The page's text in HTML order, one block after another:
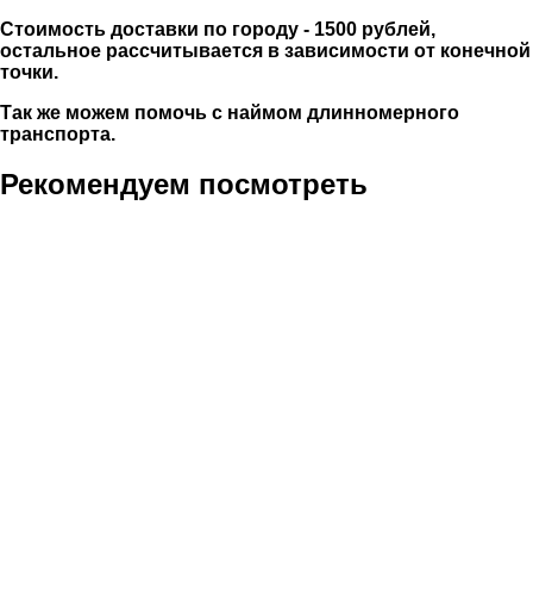
Стоимость доставки по городу - 1500 рублей,
остальное рассчитывается в зависимости от конечной
точки.
Так же можем помочь с наймом длинномерного
транспорта.
Рекомендуем посмотреть